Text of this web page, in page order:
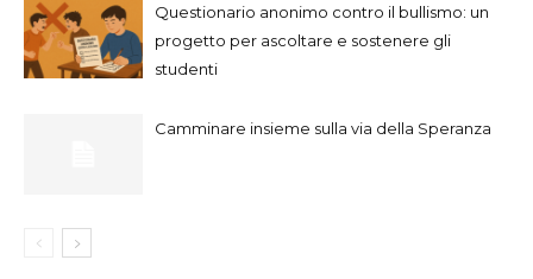
Questionario anonimo contro il bullismo: un
progetto per ascoltare e sostenere gli
studenti
Camminare insieme sulla via della Speranza